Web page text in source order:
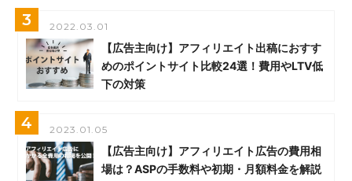
3 2022.03.01
【広告主向け】アフィリエイト出稿におすす
めのポイントサイト比較24選！費用やLTV低
下の対策
4 2023.01.05
【広告主向け】アフィリエイト広告の費用相
場は？ASPの手数料や初期・月額料金を解説